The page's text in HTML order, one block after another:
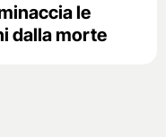
le
dalla morte